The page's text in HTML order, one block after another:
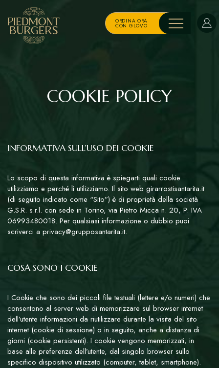
ORDINA ORA
CON GLOVO
COOKIE POLICY
INFORMATIVA SULL’USO DEI COOKIE
Lo scopo di questa informativa è spiegarti quali cookie
utilizziamo e perché li utilizziamo. Il sito web girarrostisantarita.it
(di seguito indicato come “Sito”) è di proprietà della società
G.S.R. s.r.l. con sede in Torino, via Pietro Micca n. 20, P. IVA
06993480018. Per qualsiasi informazione o dubbio puoi
scriverci a privacy@grupposantarita.it.
COSA SONO I COOKIE
I Cookie che sono dei piccoli file testuali (lettere e/o numeri) che
consentono al server web di memorizzare sul browser internet
dell’utente informazioni da riutilizzare durante la visita del sito
internet (cookie di sessione) o in seguito, anche a distanza di
giorni (cookie persistenti). I cookie vengono memorizzati, in
base alle preferenze dell’utente, dal singolo browser sullo
specifico dispositivo utilizzato (computer, tablet, smartphone).